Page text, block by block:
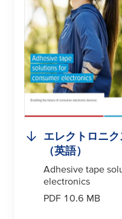
エレクトロニ
（英語）
Adhesive tape
electronics
PDF 10.6 MB